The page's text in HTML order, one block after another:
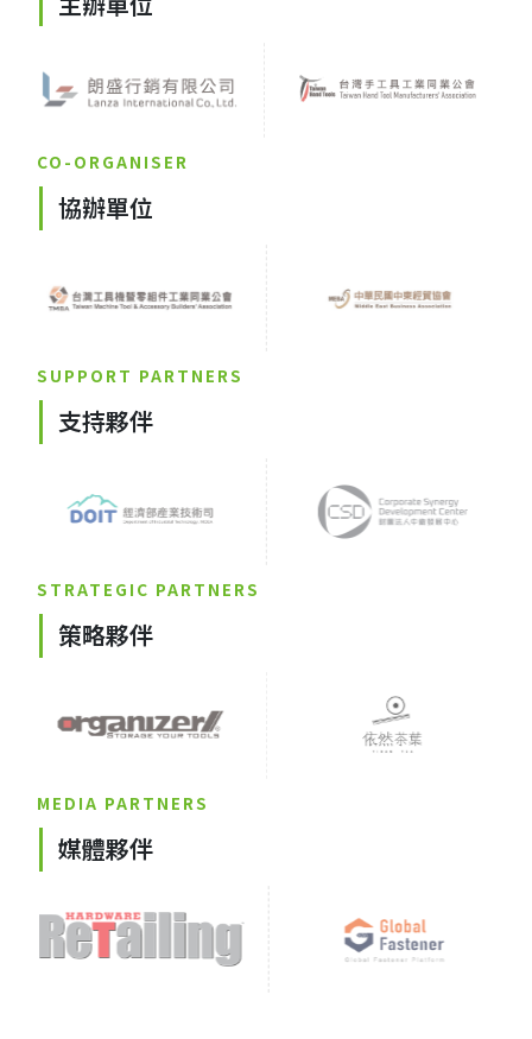
CO-ORGANISER
協辦單位
SUPPORT PARTNERS
支持夥伴
STRATEGIC PARTNERS
策略夥伴
MEDIA PARTNERS
媒體夥伴